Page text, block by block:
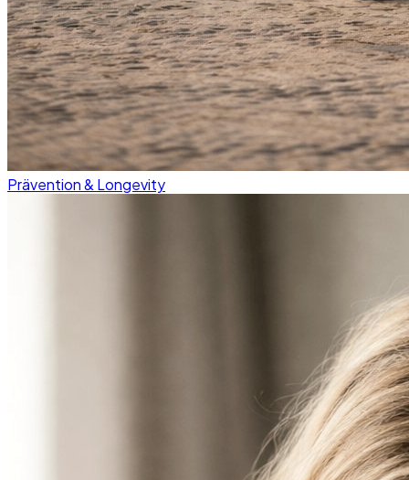
Prävention & Longevity